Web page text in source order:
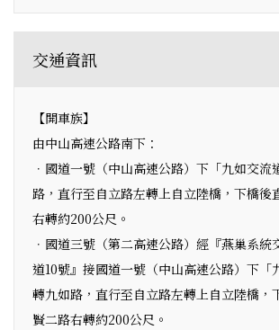
交通資訊
【開車族】
由中山高速公路南下：
．國道一號（中山高速公路）下「九如交流
路，直行至自立路左轉上自立陸橋，下橋後
右轉約200公尺。
．國道三號（第二高速公路）經『燕巢系統
道10號』接國道一號（中山高速公路）下「
轉九如路，直行至自立路左轉上自立陸橋，
賢二路右轉約200公尺。